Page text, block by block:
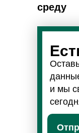
среду
и мы